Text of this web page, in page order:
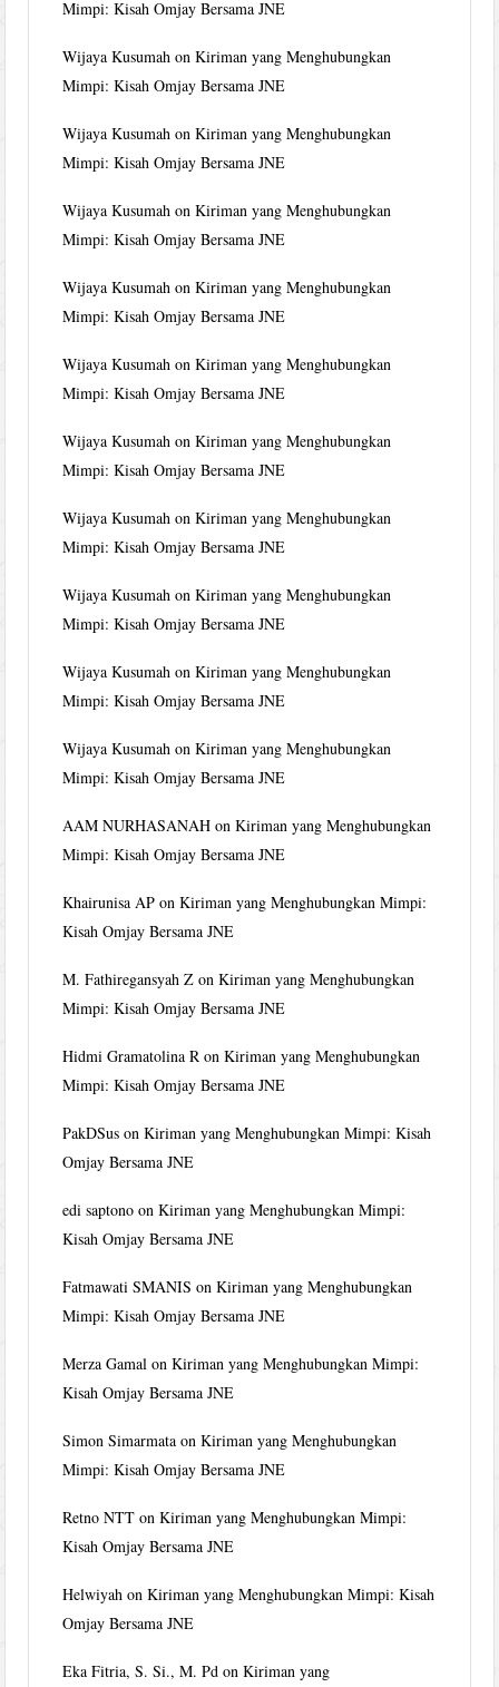
Mimpi: Kisah Omjay Bersama JNE
Wijaya Kusumah onKiriman yang Menghubungkan
Mimpi: Kisah Omjay Bersama JNE
Wijaya Kusumah onKiriman yang Menghubungkan
Mimpi: Kisah Omjay Bersama JNE
Wijaya Kusumah onKiriman yang Menghubungkan
Mimpi: Kisah Omjay Bersama JNE
Wijaya Kusumah onKiriman yang Menghubungkan
Mimpi: Kisah Omjay Bersama JNE
Wijaya Kusumah onKiriman yang Menghubungkan
Mimpi: Kisah Omjay Bersama JNE
Wijaya Kusumah onKiriman yang Menghubungkan
Mimpi: Kisah Omjay Bersama JNE
Wijaya Kusumah onKiriman yang Menghubungkan
Mimpi: Kisah Omjay Bersama JNE
Wijaya Kusumah onKiriman yang Menghubungkan
Mimpi: Kisah Omjay Bersama JNE
Wijaya Kusumah onKiriman yang Menghubungkan
Mimpi: Kisah Omjay Bersama JNE
Wijaya Kusumah onKiriman yang Menghubungkan
Mimpi: Kisah Omjay Bersama JNE
AAM NURHASANAH onKiriman yang Menghubungkan
Mimpi: Kisah Omjay Bersama JNE
Khairunisa AP onKiriman yang Menghubungkan Mimpi:
Kisah Omjay Bersama JNE
M. Fathiregansyah Z onKiriman yang Menghubungkan
Mimpi: Kisah Omjay Bersama JNE
Hidmi Gramatolina R onKiriman yang Menghubungkan
Mimpi: Kisah Omjay Bersama JNE
PakDSus onKiriman yang Menghubungkan Mimpi: Kisah
Omjay Bersama JNE
edi saptono onKiriman yang Menghubungkan Mimpi:
Kisah Omjay Bersama JNE
Fatmawati SMANIS onKiriman yang Menghubungkan
Mimpi: Kisah Omjay Bersama JNE
Merza Gamal onKiriman yang Menghubungkan Mimpi:
Kisah Omjay Bersama JNE
Simon Simarmata onKiriman yang Menghubungkan
Mimpi: Kisah Omjay Bersama JNE
Retno NTT onKiriman yang Menghubungkan Mimpi:
Kisah Omjay Bersama JNE
Helwiyah onKiriman yang Menghubungkan Mimpi: Kisah
Omjay Bersama JNE
Eka Fitria, S. Si., M. Pd onKiriman yang